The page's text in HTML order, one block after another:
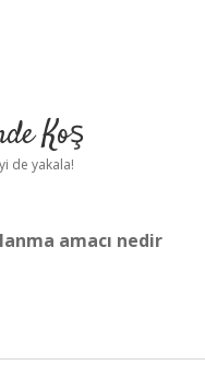
Koş
de yakala!
amacı nedir